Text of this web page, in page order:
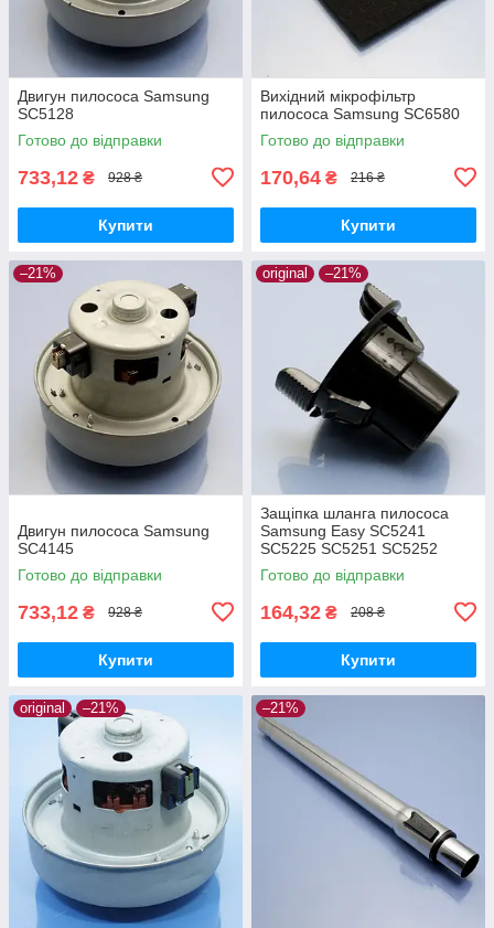
Двигун пилососа Samsung
SC5128
Готово до відправки
733,12 ₴ 928 ₴
Купити
Вихідний мікрофільтр
пилососа Samsung SC6580
Готово до відправки
170,64 ₴ 216 ₴
Купити
–21%
Двигун пилососа Samsung
SC4145
Готово до відправки
733,12 ₴ 928 ₴
Купити
original –21%
Защіпка шланга пилососа
Samsung Easy SC5241
SC5225 SC5251 SC5252
SC5255 SC5280 оригінал
Готово до відправки
164,32 ₴ 208 ₴
Купити
original –21% –21%